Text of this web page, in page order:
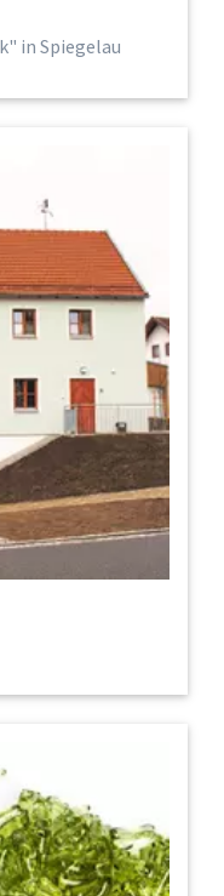
in Spiegelau